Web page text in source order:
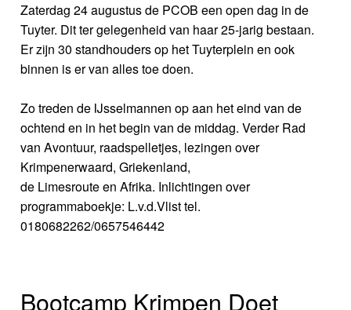
Zaterdag 24 augustus de PCOB een open dag in de
Tuyter. Dit ter gelegenheid van haar 25-jarig bestaan.
Er zijn 30 standhouders op het Tuyterplein en ook
binnen is er van alles toe doen.
Zo treden de IJsselmannen op aan het eind van de
ochtend en in het begin van de middag. Verder Rad
van Avontuur, raadspelletjes, lezingen over
Krimpenerwaard, Griekenland,
de Limesroute en Afrika. Inlichtingen over
programmaboekje: L.v.d.Vlist tel.
0180682262/0657546442
Bootcamp Krimpen Doet